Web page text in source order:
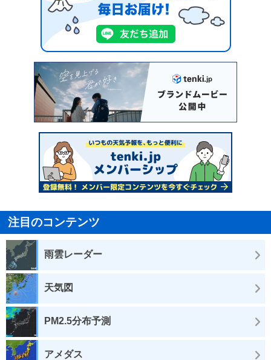
注目のコンテンツ
雨雲レーダー
天気図
PM2.5分布予測
アメダス